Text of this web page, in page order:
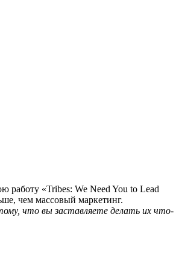
работу «Tribes: We Need You to Lead
чем массовый маркетинг.
что вы заставляете делать их что-